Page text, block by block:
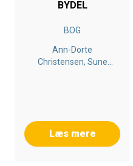
BYDEL
BOG
Ann-Dorte
Christensen, Sune
Læs mere